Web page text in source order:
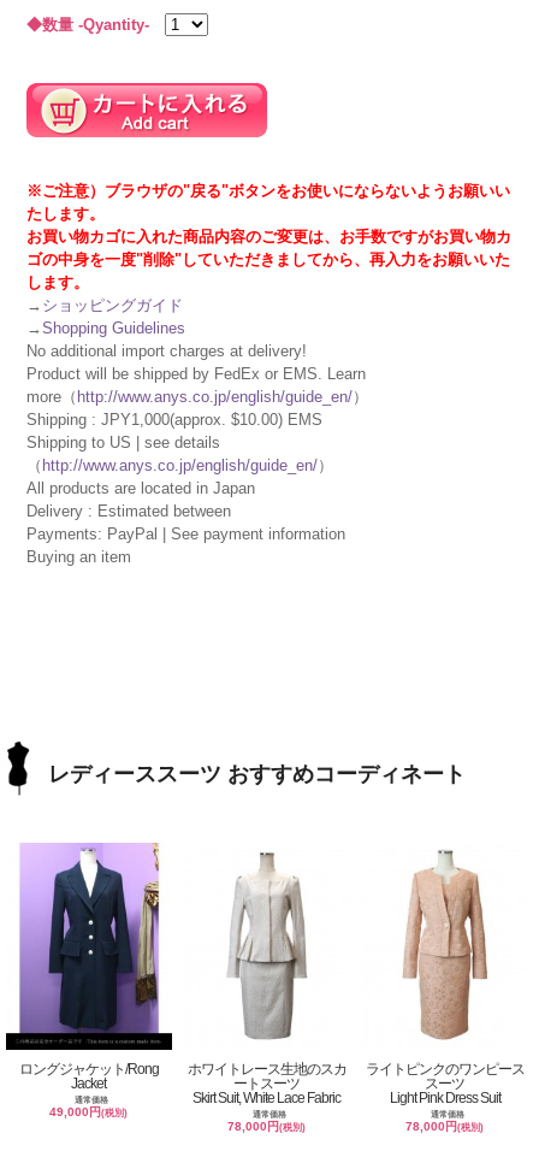
◆数量 -Qyantity-
※ご注意）ブラウザの"戻る"ボタンをお使いにならないようお願いい
たします。
お買い物カゴに入れた商品内容のご変更は、お手数ですがお買い物カ
ゴの中身を一度"削除"していただきましてから、再入力をお願いいた
します。
→ ショッピングガイド
→Shopping Guidelines
No additional import charges at delivery!
Product will be shipped by FedEx or EMS. Learn
more（ http://www.anys.co.jp/english/guide_en/）
Shipping : JPY1,000(approx. $10.00) EMS
Shipping to US | see details
（ http://www.anys.co.jp/english/guide_en/）
All products are located in Japan
Delivery : Estimated between
Payments: PayPal | See payment information
Buying an item
レディーススーツ おすすめコーディネート
ロングジャケット/Rong
Jacket
通常価格
49,000円(税別)
ホワイトレース生地のスカ
ートスーツ
Skirt Suit, White Lace Fabric
通常価格
78,000円(税別)
ライトピンクのワンピース
スーツ
Light Pink Dress Suit
通常価格
78,000円(税別)